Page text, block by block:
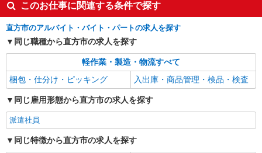
このお仕事に関連する条件で探す
直方市のアルバイト・バイト・パートの求人を探す
同じ職種から直方市の求人を探す
軽作業・製造・物流すべて
梱包・仕分け・ピッキング
入出庫・商品管理・検品・検査
同じ雇用形態から直方市の求人を探す
派遣社員
同じ特徴から直方市の求人を探す